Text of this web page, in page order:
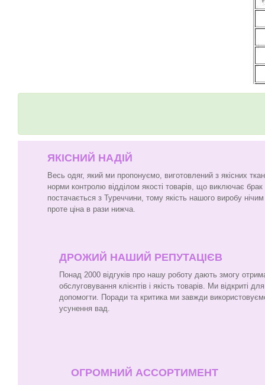
ЯКІСНИЙ НАДІЙ
Весь одяг, який ми пропонуємо, виготовлений з якісних
норми контролю відділом якості товарів, що виключає
постачається з Туреччини, тому якість нашого виробу
проте ціна в рази нижча.
ДРОЖИЙ НАШИЙ РЕПУТАЦІЄВ
Понад 2000 відгуків про нашу роботу дають змогу
обслуговування клієнтів і якість товарів. Ми відкриті
допомогти. Поради та критика ми завжди
усунення вад.
ОГРОМНИЙ АССОРТИМЕНТ